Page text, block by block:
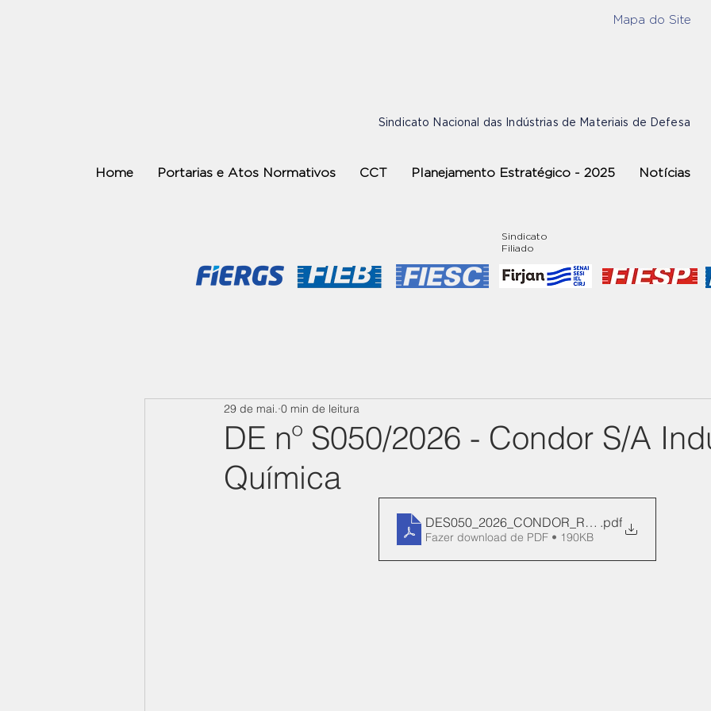
Mapa do Site
Sindicato Nacional das Indústrias de Materiais de Defesa
Home Portarias e Atos Normativos CCT Planejamento Estratégico - 2025 Notícias
Sindicato
Filiado
DE nº S050/2026 - Condor S/A
Química
29 de mai. 0 min de leitura
DES050_2026_CONDOR_REN_140-Manifesto
.pdf
Fazer download de PDF • 190KB